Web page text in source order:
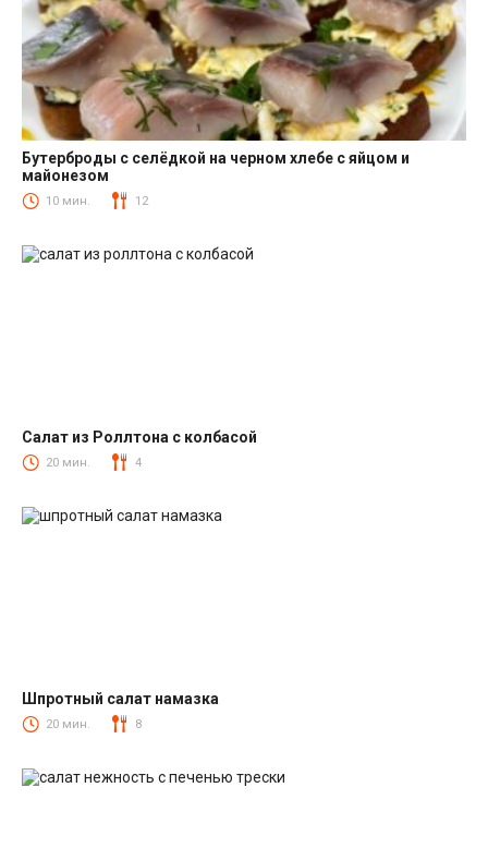
Закуски
Бутерброды с селёдкой на черном хлебе с яйцом и
майонезом
10 мин. 12
Салаты с колбасой
Салат из Роллтона с колбасой
20 мин. 4
Салаты со шпротами
Шпротный салат намазка
20 мин. 8